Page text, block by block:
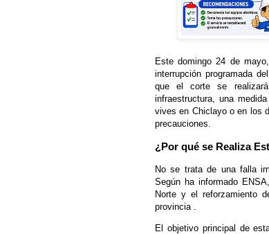
Este domingo 24 de
interrupción programada
que el corte se
infraestructura, una
vives en Chiclayo o en los
precauciones.
¿Por qué se Realiza
No se trata de una falla
Según ha informado
Norte y el reforzamiento
provincia .
El objetivo principal de